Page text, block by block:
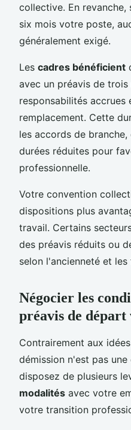
collective. En
six mois votre poste,
généralement exigé.
Les cadres bénéficient
avec un préavis de
responsabilités
remplacement. Cette
les accords de
durées réduites pour
professionnelle.
Votre convention
dispositions plus
travail. Certains
des préavis réduits ou
selon l'ancienneté et
Négocier les
préavis de
Contrairement aux
démission n'est pas
disposez de plusieurs
modalités avec votre
votre transition